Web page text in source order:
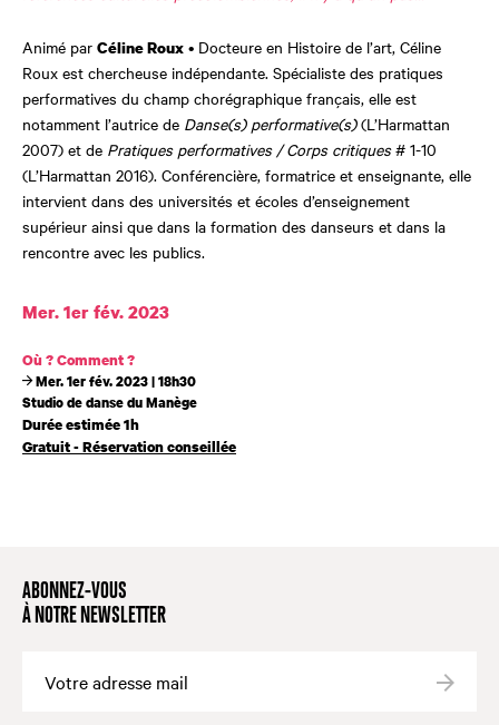
Animé par Céline Roux • Docteure en Histoire de l’art, Céline
Roux est chercheuse indépendante. Spécialiste des pratiques
performatives du champ chorégraphique français, elle est
notamment l’autrice de Danse(s) performative(s)(L’Harmattan
2007) et de Pratiques performatives / Corps critiques# 1-10
(L’Harmattan 2016). Conférencière, formatrice et enseignante, elle
intervient dans des universités et écoles d’enseignement
supérieur ainsi que dans la formation des danseurs et dans la
rencontre avec les publics.
Dates et horaires
Mer. 1er fév. 2023
Où ? Comment ?
Mer. 1er fév. 2023 | 18h30
Studio de danse du Manège
Durée estimée 1h
Gratuit - Réservation conseillée
ABONNEZ-VOUS
À NOTRE NEWSLETTER